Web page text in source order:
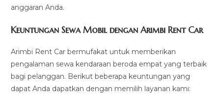
anggaran Anda.
Keuntungan Sewa Mobil dengan Arimbi Rent Car
Arimbi Rent Car bermufakat untuk memberikan
pengalaman sewa kendaraan beroda empat yang terbaik
bagi pelanggan. Berikut beberapa keuntungan yang
dapat Anda dapatkan dengan memilih layanan kami: